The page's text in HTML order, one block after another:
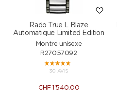
Rado True L Blaze
Automatique Limited Edition
Montre unisexe
R27057092
30 AVIS
CHF1'540.00